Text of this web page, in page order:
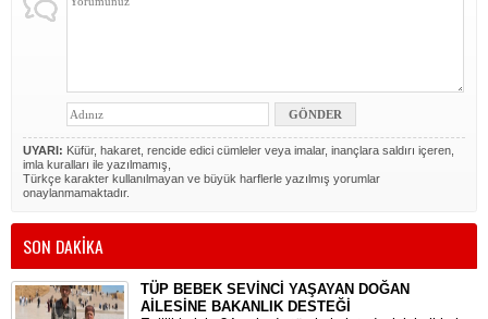
UYARI: Küfür, hakaret, rencide edici cümleler veya imalar, inançlara saldırı içeren,
imla kuralları ile yazılmamış,
Türkçe karakter kullanılmayan ve büyük harflerle yazılmış yorumlar
onaylanmamaktadır.
SON DAKİKA
TÜP BEBEK SEVİNCİ YAŞAYAN DOĞAN
AİLESİNE BAKANLIK DESTEĞİ